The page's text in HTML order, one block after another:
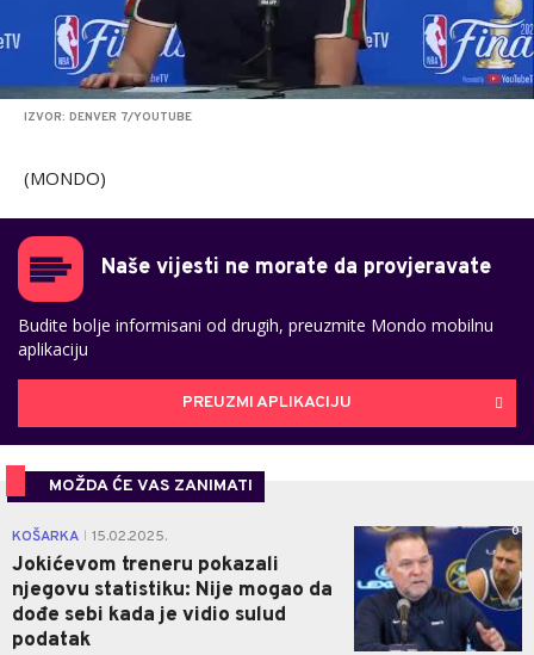
IZVOR: DENVER 7/YOUTUBE
(MONDO)
Naše vijesti ne morate da provjeravate
Budite bolje informisani od drugih, preuzmite Mondo mobilnu
aplikaciju
PREUZMI APLIKACIJU
MOŽDA ĆE VAS ZANIMATI
KOŠARKA 15.02.2025.
Jokićevom treneru pokazali
njegovu statistiku: Nije mogao da
dođe sebi kada je vidio sulud
podatak
0